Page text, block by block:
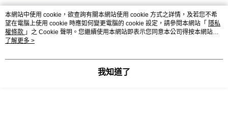
熱門標籤
本網站中使用 cookie，欲查詢有關本網站使用 cookie 方式之詳情，及若您不希
望在電腦上使用 cookie 時應如何變更電腦的 cookie 設定，請參閱本網站「 隱私
權條款 」之 Cookie 聲明。您繼續使用本網站即表示您同意本公司得按本網站使
用條款之 Cookie 聲明使用 cookie。
了解更多 >
我知道了